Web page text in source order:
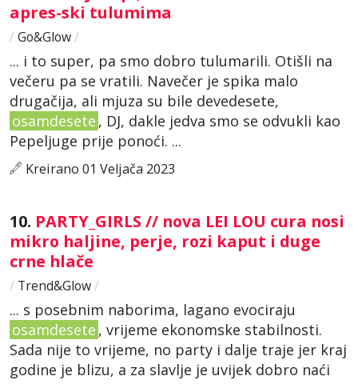
apres-ski tulumima
/ Go&Glow/
... i to super, pa smo dobro tulumarili. Otišli na
večeru pa se vratili. Navečer je spika malo
drugačija, ali mjuza su bile devedesete,
osamdesete , DJ, dakle jedva smo se odvukli kao
Pepeljuge prije ponoći. ...
Kreirano 01 Veljača 2023
10. PARTY_GIRLS // nova LEI LOU cura nosi
mikro haljine, perje, rozi kaput i duge
crne hlače
/ Trend&Glow/
... s posebnim naborima, lagano evociraju
osamdesete , vrijeme ekonomske stabilnosti.
Sada nije to vrijeme, no party i dalje traje jer kraj
godine je blizu, a za slavlje je uvijek dobro naći